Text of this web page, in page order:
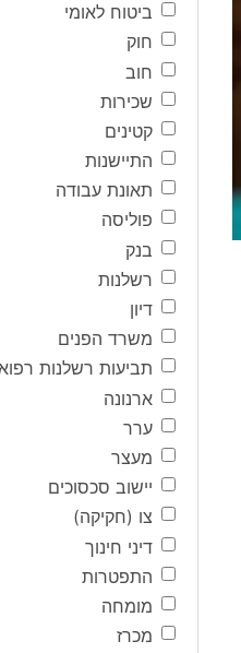
ביטוח לאומי
חוק
חוב
שכירות
קטינים
התיישנות
תאונת עבודה
פוליסה
בנק
רשלנות
דיון
משרד הפנים
תביעות רשלנות
ארנונה
ערר
מעצר
יישוב סכסוכים
צו (חקיקה)
דיני חינוך
התפטרות
מומחה
מכרז